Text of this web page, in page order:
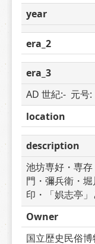
year
era_2
era_3
AD 世紀:-  元号:
location
description
池坊専好・専
門・彌兵衛・
印・「娯志亭
Owner
国立歴史民俗